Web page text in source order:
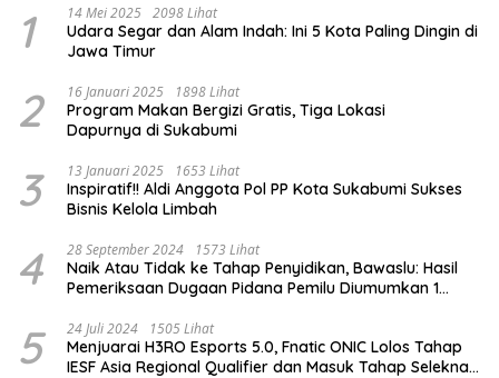
1 14 Mei 2025 2098 Lihat
Udara Segar dan Alam Indah: Ini 5 Kota Paling Dingin di
Jawa Timur
2 16 Januari 2025 1898 Lihat
Program Makan Bergizi Gratis, Tiga Lokasi
Dapurnya di Sukabumi
3 13 Januari 2025 1653 Lihat
Inspiratif!! Aldi Anggota Pol PP Kota Sukabumi Sukses
Bisnis Kelola Limbah
4 28 September 2024 1573 Lihat
Naik Atau Tidak ke Tahap Penyidikan, Bawaslu: Hasil
Pemeriksaan Dugaan Pidana Pemilu Diumumkan 1
5 24 Juli 2024 1505 Lihat
Menjuarai H3RO Esports 5.0, Fnatic ONIC Lolos Tahap
IESF Asia Regional Qualifier dan Masuk Tahap Seleknas